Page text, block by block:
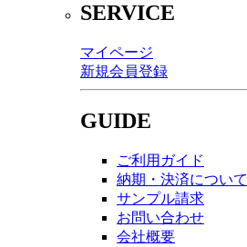
SERVICE
マイページ
新規会員登録
GUIDE
ご利用ガイド
納期・決済について
サンプル請求
お問い合わせ
会社概要